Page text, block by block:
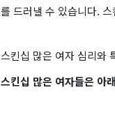
를 드러낼 수 있습니다.
스킨십 많은 여자 심리와
스킨십 많은 여자들은 아